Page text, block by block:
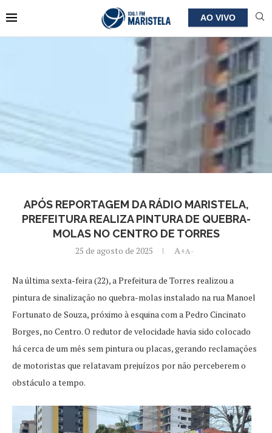
AO VIVO
APÓS REPORTAGEM DA RÁDIO MARISTELA,
PREFEITURA REALIZA PINTURA DE QUEBRA-
MOLAS NO CENTRO DE TORRES
25 de agosto de 2025 A+A-
Na última sexta-feira (22), a Prefeitura de Torres realizou a
pintura de sinalização no quebra-molas instalado na rua Manoel
Fortunato de Souza, próximo à esquina com a Pedro Cincinato
Borges, no Centro. O redutor de velocidade havia sido colocado
há cerca de um mês sem pintura ou placas, gerando reclamações
de motoristas que relatavam prejuízos por não perceberem o
obstáculo a tempo.